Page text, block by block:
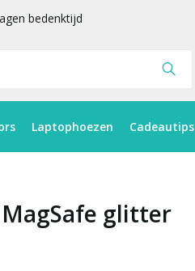
bedenktijd
Laptophoezen Cadeautips
glitter